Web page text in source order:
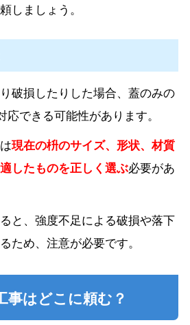
しましょう。
破損したりした場合、蓋のみの
できる可能性があります。
現在の枡のサイズ、形状、材質
したものを正しく選ぶ必要があ
と、強度不足による破損や落下
ため、注意が必要です。
事はどこに頼む？